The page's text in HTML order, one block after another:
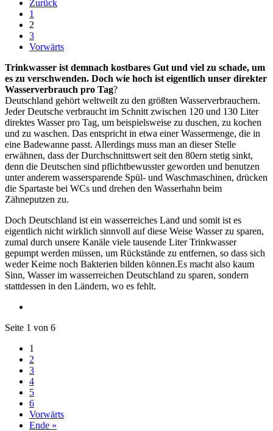
Zurück
1
2
3
Vorwärts
Trinkwasser ist demnach kostbares Gut und viel zu schade, um
es zu verschwenden. Doch wie hoch ist eigentlich unser direkter
Wasserverbrauch pro Tag?
Deutschland gehört weltweilt zu den größten Wasserverbrauchern.
Jeder Deutsche verbraucht im Schnitt zwischen 120 und 130 Liter
direktes Wasser pro Tag, um beispielsweise zu duschen, zu kochen
und zu waschen. Das entspricht in etwa einer Wassermenge, die in
eine Badewanne passt. Allerdings muss man an dieser Stelle
erwähnen, dass der Durchschnittswert seit den 80ern stetig sinkt,
denn die Deutschen sind pflichtbewusster geworden und benutzen
unter anderem wassersparende Spül- und Waschmaschinen, drücken
die Spartaste bei WCs und drehen den Wasserhahn beim
Zähneputzen zu.
Doch Deutschland ist ein wasserreiches Land und somit ist es
eigentlich nicht wirklich sinnvoll auf diese Weise Wasser zu sparen,
zumal durch unsere Kanäle viele tausende Liter Trinkwasser
gepumpt werden müssen, um Rückstände zu entfernen, so dass sich
weder Keime noch Bakterien bilden können.Es macht also kaum
Sinn, Wasser im wasserreichen Deutschland zu sparen, sondern
stattdessen in den Ländern, wo es fehlt.
Seite 1 von 6
1
2
3
4
5
6
Vorwärts
Ende »